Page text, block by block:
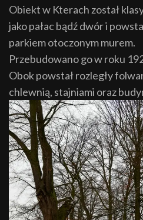
Obiekt w Kterach został
jako pałac bądź dwór i
parkiem otoczonym murem.
Przebudowano go w roku
Obok powstał rozległy
chlewnią, stajniami oraz